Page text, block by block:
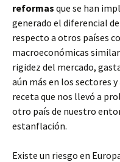
reformas que se han
generado el diferencial
respecto a otros países
macroeconómicas
rigidez del mercado,
aún más en los sectores
receta que nos llevó a
otro país de nuestro
estanflación.
Existe un riesgo en